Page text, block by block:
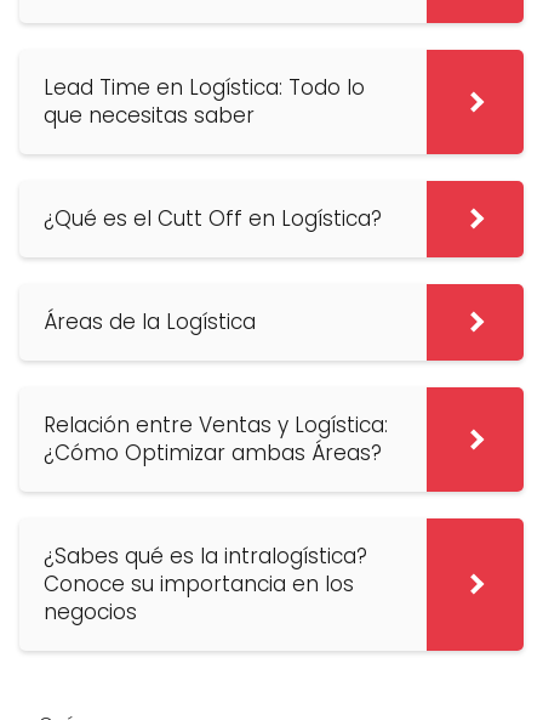
Lead Time en Logística: Todo lo
que necesitas saber
¿Qué es el Cutt Off en Logística?
Áreas de la Logística
Relación entre Ventas y Logística:
¿Cómo Optimizar ambas Áreas?
¿Sabes qué es la intralogística?
Conoce su importancia en los
negocios